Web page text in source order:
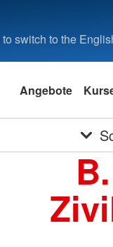
switch to the
Angebote